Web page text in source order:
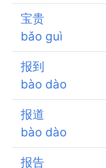
宝贵
bǎo guì
报到
bào dào
报道
bào dào
报告